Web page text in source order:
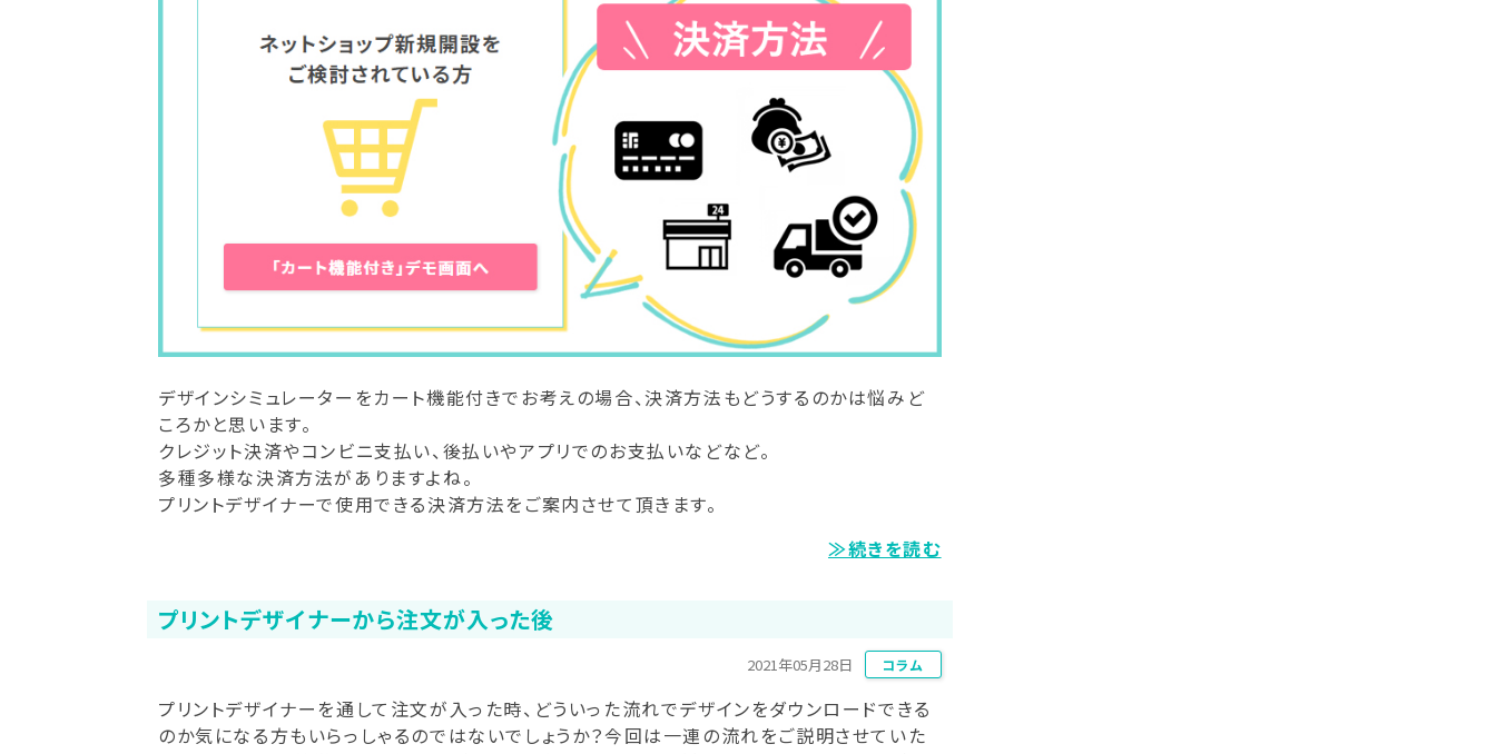
デザインシミュレーターをカート機能付きでお考えの場合、決済方法もどうするのかは悩みど
ころかと思います。
クレジット決済やコンビニ支払い、後払いやアプリでのお支払いなどなど。
多種多様な決済方法がありますよね。
プリントデザイナーで使用できる決済方法をご案内させて頂きます。
≫続きを読む
プリントデザイナーから注文が入った後
2021年05月28日 コラム
プリントデザイナーを通して注文が入った時、どういった流れでデザインをダウンロードできる
のか気になる方もいらっしゃるのではないでしょうか？今回は一連の流れをご説明させていた